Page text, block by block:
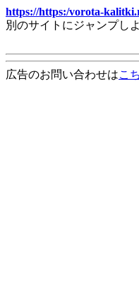
https://https:/vorota-
別のサイトにジャンプし
広告のお問い合わせはこ